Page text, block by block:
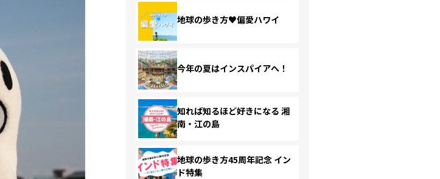
地球の歩き方♥偏愛ハワイ
今年の夏はインスパイアへ！
知れば知るほど好きになる 湘
南・江の島
地球の歩き方45周年記念 イン
ド特集